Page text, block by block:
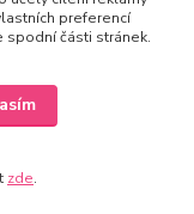
preferencí
spodní části stránek.
zde.